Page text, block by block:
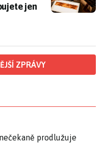
jen
ZPRÁVY
prodlužuje